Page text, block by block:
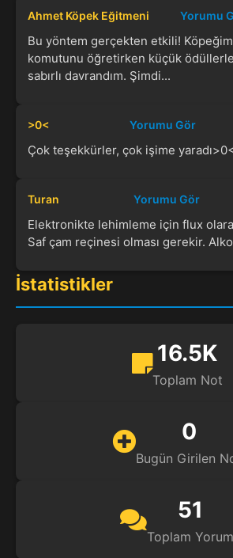
Ahmet Köpek Eğitmeni Yorumu
Bu yöntem gerçekten etkili!
komutunu öğretirken küçük
sabırlı davrandım. Şimdi...
>0< Yorumu Gör
Çok teşekkürler, çok işime
Turan Yorumu Gör
Elektronikte lehimleme için flux
Saf çam reçinesi olması gerekir.
İstatistikler
16.5K
Toplam Not
0
Bugün Girilen
51
Toplam Yorum